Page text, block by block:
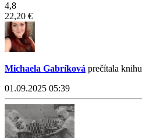
4,8
22,20 €
Michaela Gabríková prečítala knihu
01.09.2025 05:39